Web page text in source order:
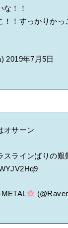
！！
！すっかりかっ
2019年7月5日
オサーン
ラインばりの艱